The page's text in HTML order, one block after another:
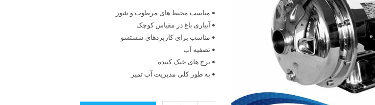
• مناسب محیط های مرطوب و شور
• آبیاری باغ در مقیاس کوچک
• مناسب برای کاربردهای شستشو
• تصفیه آب
• برج های خنک کننده
• به طور کلی مدیریت آب تمیز